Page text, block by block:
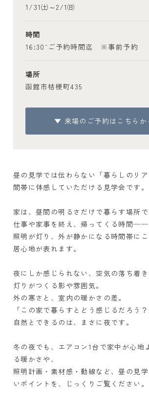
1/31㈯～2/1㈰
時間
16:30⁻ご予約時間迄 ※事前予約
場所
函館市桔梗町435
▼ 来場のご予約はこちら
昼の見学では伝わらない「暮らしのリ
間帯に体感していただける見学会です。
家は、昼間の明るさだけで暮らす場所で
仕事や家事を終え、帰ってくる時間──
照明が灯り、外が静かになる時間帯に
居心地が表れます。
夜にしか感じられない、空気の落ち着き
灯りがつくる影や雰囲気。
外の寒さと、室内の暖かさの差。
「この家で暮らすとどう感じるだろう
自然とできるのは、まさに夜です。
冬の夜でも、エアコン1台で家中が心地
る暖かさや、
照明計画・素材感・動線など、昼の見
いポイントを、じっくりご覧ください。